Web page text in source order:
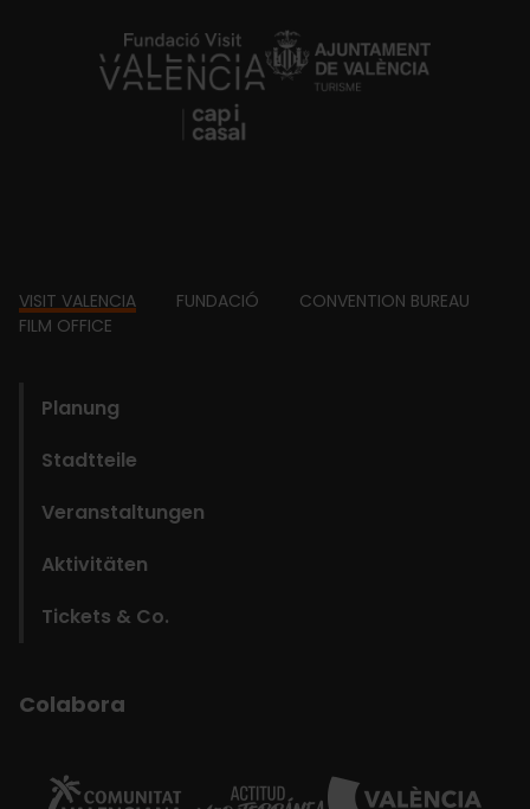
https://fundacion.visitvalencia.com/
Footer
VISIT VALENCIA FUNDACIÓ
CONVENTION BUREAU
FILM OFFICE
Planung
Stadtteile
Veranstaltungen
Aktivitäten
Tickets & Co.
Colabora